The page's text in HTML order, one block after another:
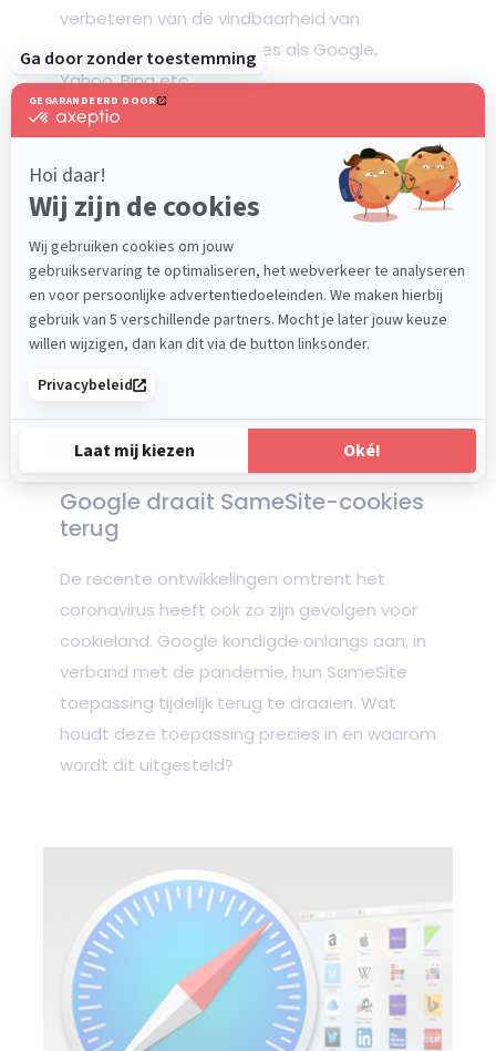
verbeteren van de vindbaarheid van
websites bij zoekmachines als Google,
Yahoo, Bing etc.
Google draait SameSite-cookies
terug
De recente ontwikkelingen omtrent het
coronavirus heeft ook zo zijn gevolgen voor
cookieland. Google kondigde onlangs aan, in
verband met de pandemie, hun SameSite
toepassing tijdelijk terug te draaien. Wat
houdt deze toepassing precies in en waarom
wordt dit uitgesteld?